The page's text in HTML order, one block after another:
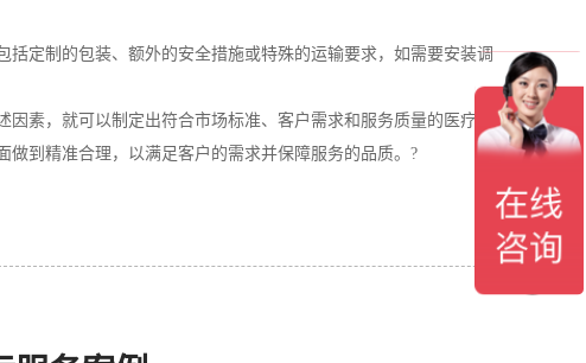
定制的包装、额外的安全措施或特殊的运输要求，如需要安装调
素，就可以制定出符合市场标准、客户需求和服务质量的医疗设
到精准合理，以满足客户的需求并保障服务的品质。?